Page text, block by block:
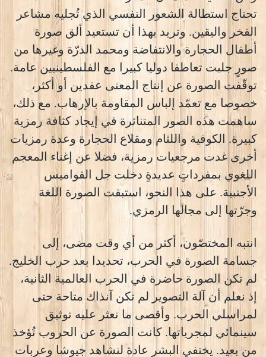
تحتاج استطالة الشعور النفسي الذي تُجليه مشاعر
الفخر واليقين. وتريد بهذا أن تستعيد ألق صورة
أطفال الحجارة والانتفاضة ومحمد الدرّة وغيرها من
صورٍ جلبت تعاطفا دوليا كبيرا مع الفلسطينيين عامة.
توقّفت الصورة عن إنتاج المعنى عقدين أو أكثر،
خصوصا مع تعمّد إلباس المقاومة بالإرهاب. مع ذلك،
ساهمت هذه الصور المتناثرة في إيجاد كثافة رمزية
كبيرة. الكوفية واللثام ومقلاع الحجارة وعدة رمزيات
أخرى غدت مرجعيات رمزية، فضلا عن إغناء المعجم
اللغوي بمفرداتٍ عديدةٍ دخلت جل القواميس
الأجنبية. على هذا النحو، استبقت الصورة اللغة
وجرّتها إلى مجالها الرمزي.
انتبه المختصّون، أكثر من أي وقت مضى، إلى
جسامة الصورة في الحرب، تحديدا بعد حرب الخليج.
لم تكن الصورة حاضرة في الحرب العالمية الثانية،
إذ نعلم أن آلة التصوير لم تكن آنذاك متاحة حتى
لمراسلي الحرب. وأقصى ما نعثر عليه توثيق
سينمائي لمجرياتها. كانت الصورة عن الحروب تُؤخذ
من بعيد. يختفي البشر عادة لنشاهد جيوشا وعربات